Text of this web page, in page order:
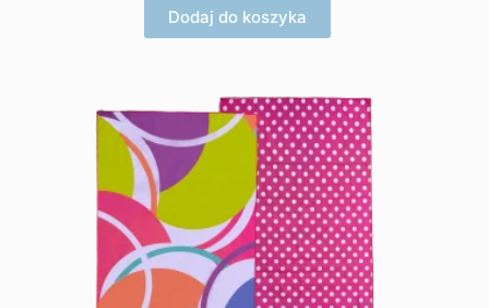
Dodaj do koszyka